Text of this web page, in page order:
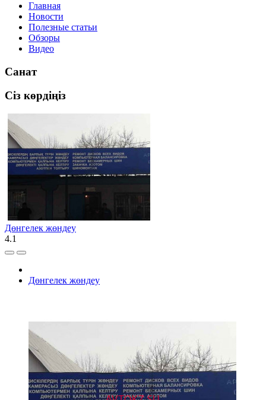
Главная
Новости
Полезные статьи
Обзоры
Видео
Санат
Сіз көрдіңіз
Дөнгелек жөндеу
4.1
Дөнгелек жөндеу